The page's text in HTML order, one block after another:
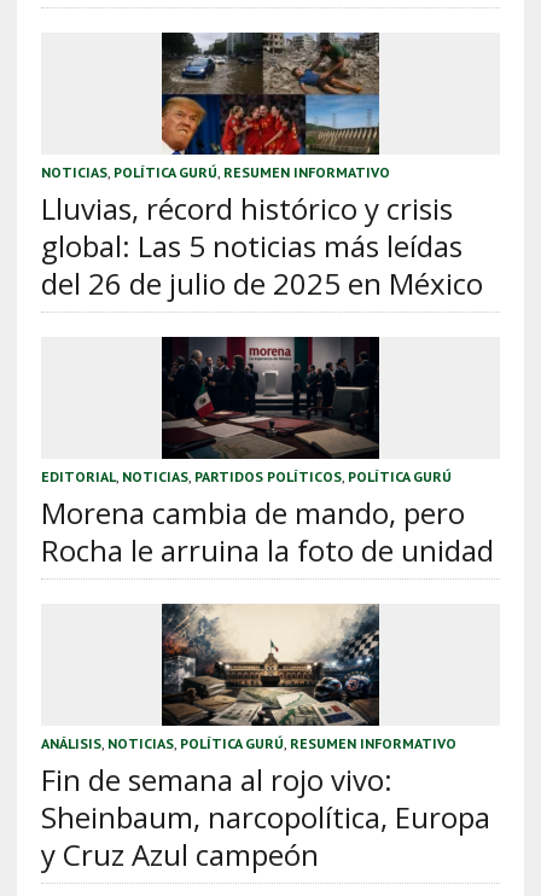
NOTICIAS, POLÍTICA GURÚ RESUMEN INFORMATIVO
Lluvias, récord histórico y crisis
global: Las 5 noticias más leídas
del 26 de julio de 2025 en México
EDITORIAL, NOTICIAS, PARTIDOS POLÍTICOS, POLÍTICA GURÚ
Morena cambia de mando, pero
Rocha le arruina la foto de unidad
ANÁLISIS, NOTICIAS, POLÍTICA GURÚ RESUMEN INFORMATIVO
Fin de semana al rojo vivo:
Sheinbaum, narcopolítica, Europa
y Cruz Azul campeón